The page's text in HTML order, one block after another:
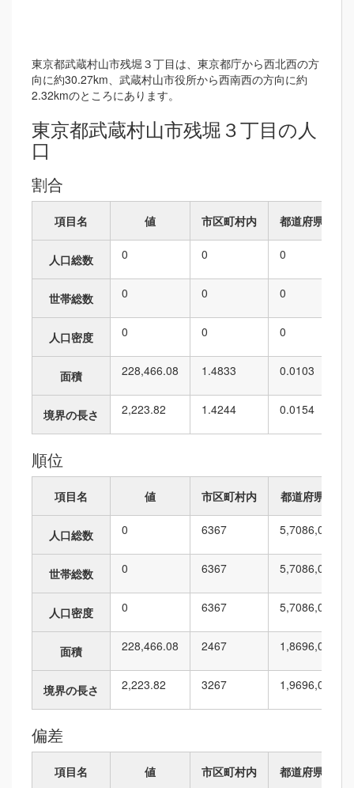
東京都武蔵村山市残堀３丁目は、東京都庁から西北西の方
向に約30.27km、武蔵村山市役所から西南西の方向に約
2.32kmのところにあります。
東京都武蔵村山市残堀３丁目の人
口
割合
項目名 値 市区町村内 都道府県内
人口総数 0 0 0
世帯総数 0 0 0
人口密度 0 0 0
面積 228,466.08 1.4833 0.0103
境界の長さ 2,223.82 1.4244 0.0154
順位
項目名 値 市区町村内 都道府県内
人口総数 0 6367 5,7086,010
世帯総数 0 6367 5,7086,010
人口密度 0 6367 5,7086,010
面積 228,466.08 2467 1,8696,010
境界の長さ 2,223.82 3267 1,9696,010
偏差
項目名 値 市区町村内 都道府県内